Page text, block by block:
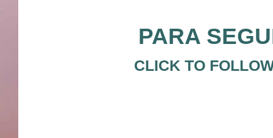
PARA
CLICK TO